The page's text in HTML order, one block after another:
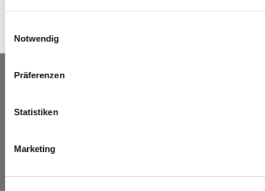
Notwendig
Präferenzen
Statistiken
Marketing